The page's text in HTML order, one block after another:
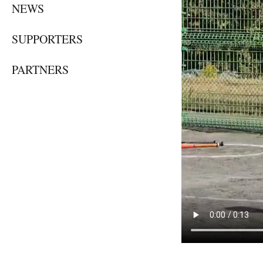
NEWS
SUPPORTERS
PARTNERS